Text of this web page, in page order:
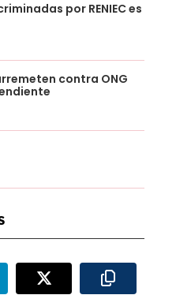
por RENIEC es
contra ONG